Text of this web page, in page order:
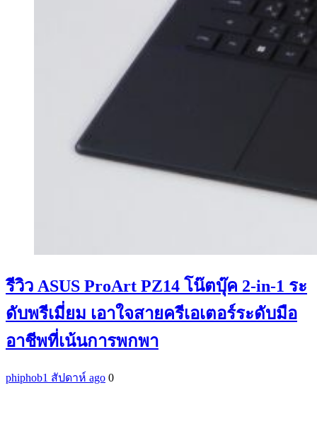
รีวิว ASUS ProArt PZ14 โน๊ตบุ๊ค 2-in-1 ระ
ดับพรีเมี่ยม เอาใจสายครีเอเตอร์ระดับมือ
อาชีพที่เน้นการพกพา
phiphob1 สัปดาห์ ago 0